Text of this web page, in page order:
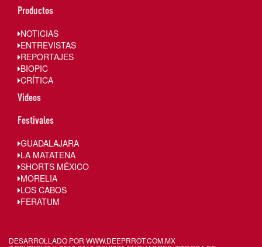
Productos
NOTICIAS
ENTREVISTAS
REPORTAJES
BIOPIC
CRÍTICA
Videos
Festivales
GUADALAJARA
LA MATATENA
SHORTS MÉXICO
MORELIA
LOS CABOS
FERATUM
DESARROLLADO POR WWW.DEEPRROT.COM.MX